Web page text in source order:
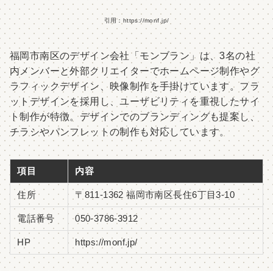
引用：https://monf.jp/
福岡市南区のデザイン会社「モンブラン」は、3名の社
内メンバーと外部クリエイターでホームページ制作やグ
ラフィックデザイン、映像制作を手掛けています。フラ
ットデザインを採用し、ユーザビリティを重視したサイ
ト制作が特徴。デザインでのブランディングも提案し、
チラシやパンフレットの制作も対応しています。
項目 内容
住所 〒811-1362 福岡市南区長住6丁目3-10
電話番号 050-3786-3912
HP https://monf.jp/